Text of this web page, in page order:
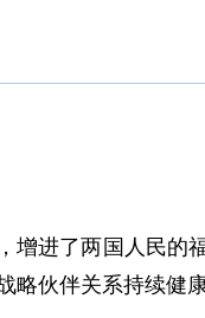
增进了两国人民的
略伙伴关系持续健